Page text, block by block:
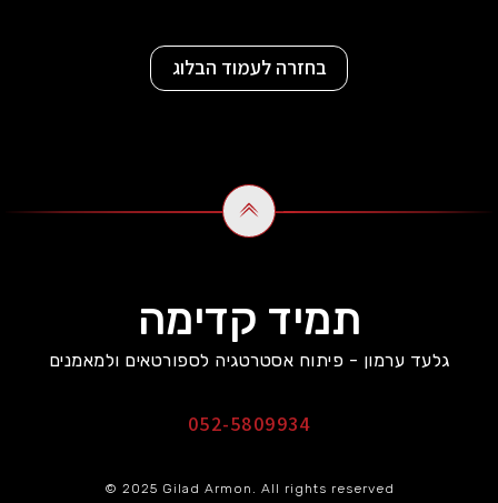
בחזרה לעמוד הבלוג
תמיד קדימה
גלעד ערמון - פיתוח אסטרטגיה לספורטאים ולמאמנים
052-5809934
© 2025 Gilad Armon. All rights reserved